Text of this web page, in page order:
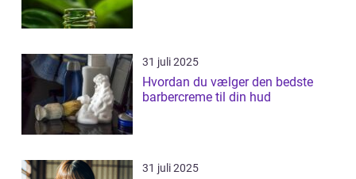
31 juli 2025
Hvordan du vælger den bedste
barbercreme til din hud
31 juli 2025